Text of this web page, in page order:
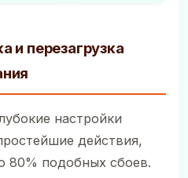
и перезагрузка
настройки
действия,
80% подобных сбоев.